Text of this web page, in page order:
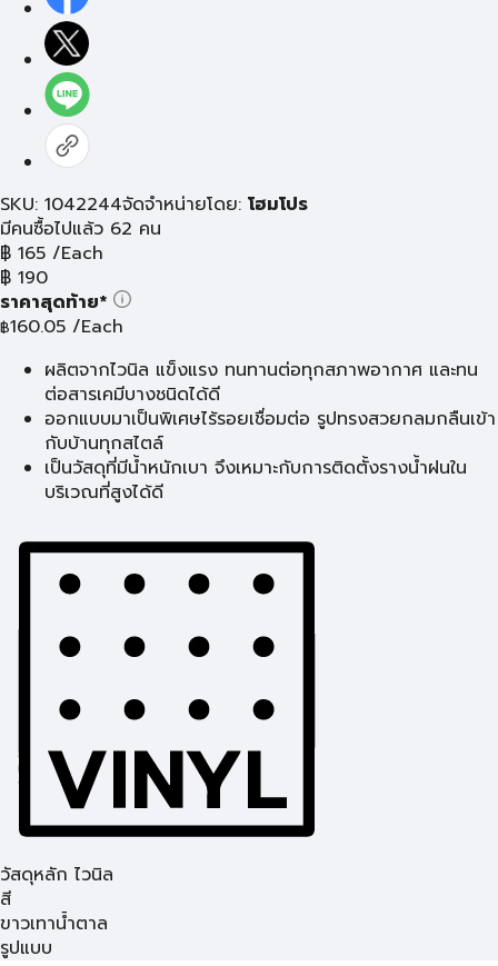
SKU: 1042244จัดจำหน่ายโดย: โฮมโปร
มีคนซื้อไปแล้ว 62 คน
฿ 165 /Each
฿ 190
ราคาสุดท้าย*
฿160.05 /Each
ผลิตจากไวนิล แข็งแรง ทนทานต่อทุกสภาพอากาศ และทน
ต่อสารเคมีบางชนิดได้ดี
ออกแบบมาเป็นพิเศษไร้รอยเชื่อมต่อ รูปทรงสวยกลมกลืนเข้า
กับบ้านทุกสไตล์
เป็นวัสดุที่มีน้ำหนักเบา จึงเหมาะกับการติดตั้งรางน้ำฝนใน
บริเวณที่สูงได้ดี
วัสดุหลัก ไวนิล
สี
ขาวเทาน้ำตาล
รูปแบบ